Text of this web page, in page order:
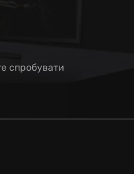
спробувати